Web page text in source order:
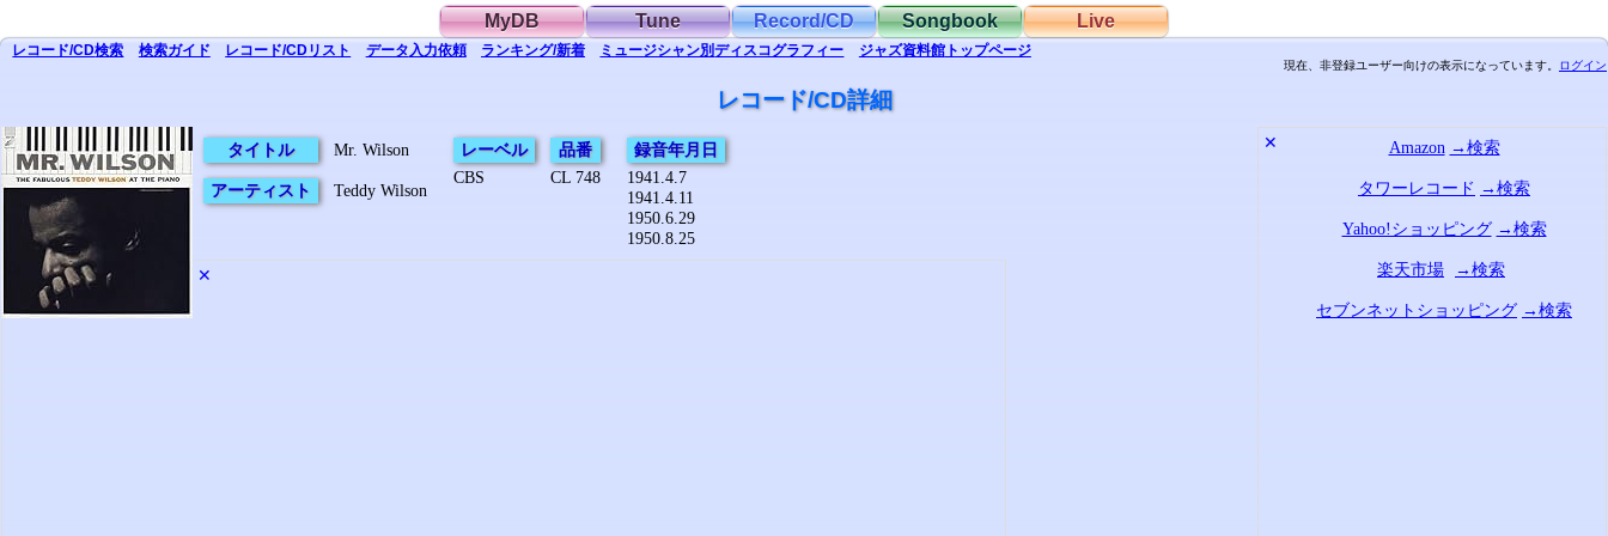
MyDB Tune Record/CD Songbook Live
レコード/CD検索 検索ガイド レコード/CDリスト データ入力依頼 ランキング/新着 ミュージシャン別ディスコグラフィー ジャズ資料館トップページ
現在、非登録ユーザー向けの表示になっています。 ログイン
レコード/CD詳細
タイトル Mr. Wilson
アーティスト Teddy Wilson
レーベル
CBS
品番
CL 748
録音年月日
1941.4.7
1941.4.11
1950.6.29
1950.8.25
✕
✕ Amazon →検索
タワーレコード →検索
Yahoo!ショッピング →検索
楽天市場 →検索
セブンネットショッピング →検索